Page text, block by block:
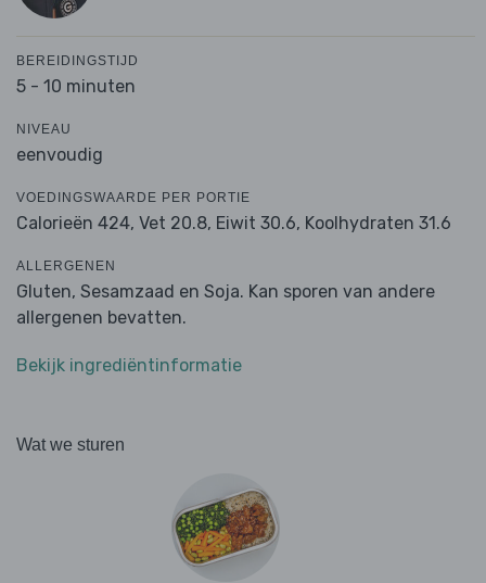
BEREIDINGSTIJD
5 - 10 minuten
NIVEAU
eenvoudig
VOEDINGSWAARDE PER PORTIE
Calorieën 424, Vet 20.8, Eiwit 30.6, Koolhydraten 31.6
ALLERGENEN
Gluten, Sesamzaad en Soja. Kan sporen van andere
allergenen bevatten.
Bekijk ingrediëntinformatie
Wat we sturen